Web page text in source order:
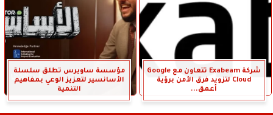
شركة Exabeam تتعاون مع Google
Cloud لتزويد فرق الأمن برؤية
أعمق...
مؤسسة ساويرس تطلق سلسلة
الأسانسير لتعزيز الوعي بمفاهيم
التنمية